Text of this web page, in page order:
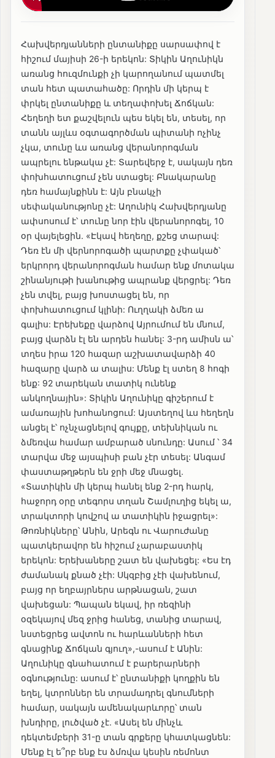
Հախվերդյանների ընտանիքը սարսափով է
հիշում մայիսի 26-ի երեկոն: Տիկին Աղունիկն
առանց հուզմունքի չի կարողանում պատմել
տան հետ պատահածը: Որդին մի կերպ է
փրկել ընտանիքը և տեղափոխել Ճոճկան:
Հեղեղի ետ քաշվելուն պես եկել են, տեսել, որ
տանն այլևս օգտագործման պիտանի ոչինչ
չկա, տունը ևս առանց վերանորոգման
ապրելու ենթակա չէ: Տարեվերջ է, սակայն դեռ
փոխհատուցում չեն ստացել: Բնակարանը
դեռ համայնքինն է: Այն բնակչի
սեփականությոնը չէ: Աղունիկ Հախվերդյանը
ափսոսում է՝ տունը նոր էին վերանորոգել, 10
օր վայելեցին. «Էկավ հեղեղը, քշեց տարավ:
Դեռ էն մի վերնորոգածի պարտքը չփակած՝
երկրորդ վերանորոգման համար ենք մոտակա
շինանյութի խանութից ապրանք վերցրել: Դեռ
չեն տվել, բայց խոստացել են, որ
փոխհատուցում կլինի: Ուղղակի ձմեռ ա
գալիս: Էրեխեքը վարձով Այրումում են մնում,
բայց վարձն էլ են արդեն հանել: 3-րդ ամիսն ա՝
տղես իրա 120 հազար աշխատավարձի 40
հազարը վարձ ա տալիս: Մենք էլ ստեղ 8 հոգի
ենք: 92 տարեկան տատիկ ունենք
անկողնային»: Տիկին Աղունիկը գիշերում է
ամառային խոհանոցում: Այստեղով ևս հեղեղն
անցել է՝ ոչնչացնելով գույքը, տեխնիկան ու
ձմեռվա համար ամբարած սնունդը: Ասում ՝ 34
տարվա մեջ այսպիսի բան չէր տեսել: Անգամ
փաստաթղթերն են ջրի մեջ մնացել.
«Տատիկին մի կերպ հանել ենք 2-րդ հարկ,
հաջորդ օրը տեգորս տղան Շամլուղից եկել ա,
տրակտորի կովշով ա տատիկին իջացրել»:
Թոռնիկները՝ Անին, Արեգն ու Վարուժանը
պատկերավոր են հիշում չարաբաստիկ
երեկոն: Երեխաները շատ են վախեցել: «Ես էդ
ժամանակ քնած չէի: Սկզբից չէի վախենում,
բայց որ եղբայրներս արթնացան, շատ
վախեցան: Պապան եկավ, իր ռեզինի
օզեկայով մեզ ջրից հանեց, տանից տարավ,
նստեցրեց ավտոն ու հարևանների հետ
գնացինք Ճոճկան գյուղ»,-ասում է Անին:
Աղունիկը գնահատում է բարերարների
օգնությունը: ասում է՝ ընտանիքի կողքին են
եղել, կտրոններ են տրամադրել գնումների
համար, սակայն ամենակարևորը՝ տան
խնդիրը, լուծված չէ. «Ասել են մինչև
դեկտեմբերի 31-ը տան գրքերը կհատկացնեն:
Մենք էլ ե՞րբ ենք էս ձմռվա կեսին ռեմոնտ